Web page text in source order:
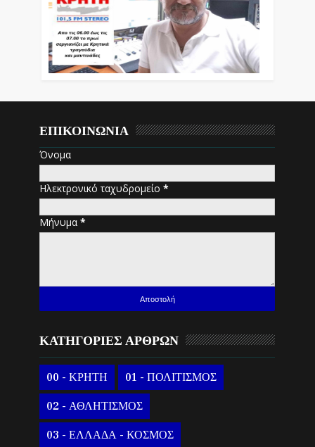
ΕΠΙΚΟΙΝΩΝΙΑ
Όνομα
Ηλεκτρονικό ταχυδρομείο*
Μήνυμα*
ΚΑΤΗΓΟΡΙΕΣ ΑΡΘΡΩΝ
00 - ΚΡΗΤΗ 01 - ΠΟΛΙΤΙΣΜΟΣ
02 - ΑΘΛΗΤΙΣΜΟΣ
03 - ΕΛΛΑΔΑ - ΚΟΣΜΟΣ